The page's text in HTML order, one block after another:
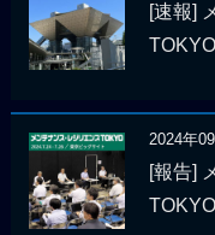
[速報]
2024年
[報告]